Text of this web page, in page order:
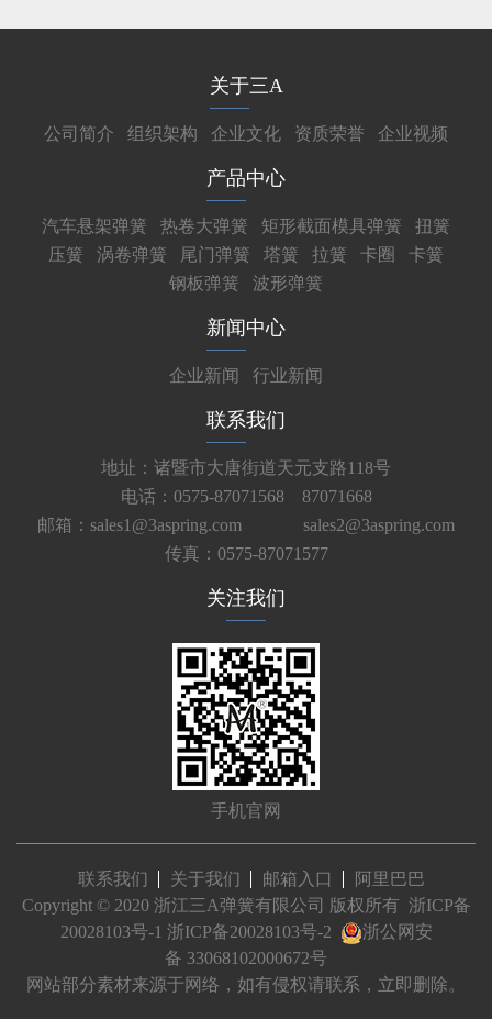
关于三A
公司简介 组织架构 企业文化 资质荣誉 企业视频
产品中心
汽车悬架弹簧 热卷大弹簧 矩形截面模具弹簧
扭簧
压簧
涡卷弹簧 尾门弹簧 塔簧 拉簧 卡圈
卡簧
钢板弹簧
波形弹簧
新闻中心
企业新闻 行业新闻
联系我们
地址：诸暨市大唐街道天元支路118号
电话：0575-87071568 87071668
邮箱：sales1@3aspring.com
sales2@3aspring.com
传真：0575-87071577
关注我们
手机官网
联系我们 关于我们 邮箱入口
阿里巴巴
Copyright © 2020 浙江三A弹簧有限公司 版权所有 浙ICP备
20028103号-1 浙ICP备20028103号-2
浙公网安
备 33068102000672号
网站部分素材来源于网络，如有侵权请联系，立即删除。